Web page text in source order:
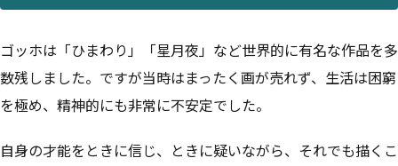
ゴッホは「ひまわり」「星月夜」など世界的に有名な作品を多
数残しました。ですが当時はまったく画が売れず、生活は困窮
を極め、精神的にも非常に不安定でした。
自身の才能をときに信じ、ときに疑いながら、それでも描くこ